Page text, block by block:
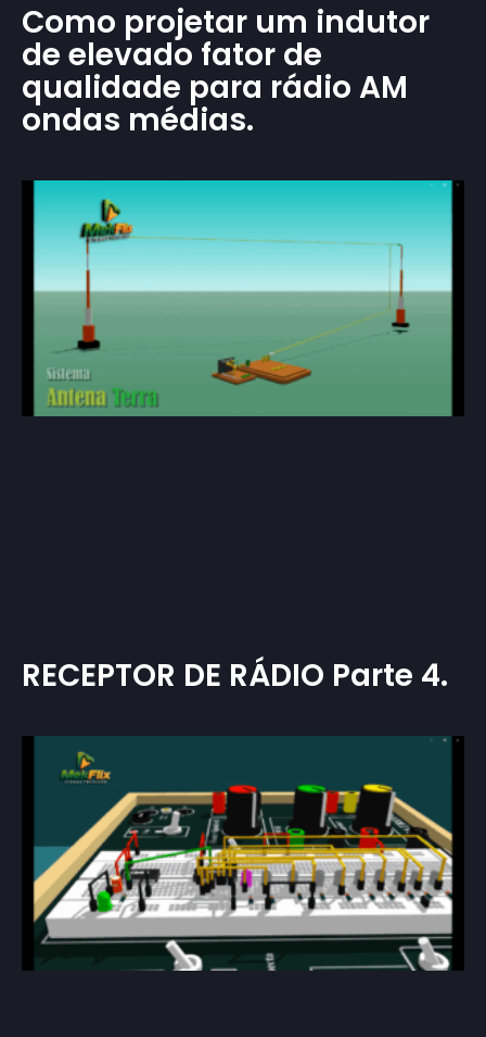
Como projetar um indutor
de elevado fator de
qualidade para rádio AM
ondas médias.
RECEPTOR DE RÁDIO Parte 4.